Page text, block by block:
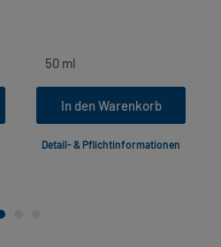
In den Warenkorb
Detail- & Pflichtinformationen